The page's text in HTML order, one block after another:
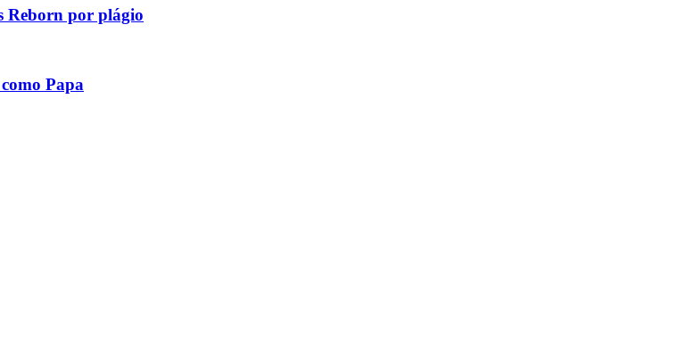
Reborn por plágio
Papa